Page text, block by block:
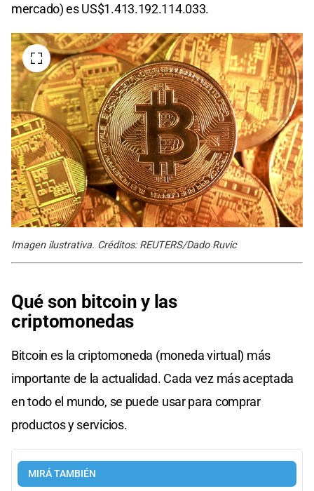
mercado) es US$1.413.192.114.033.
Imagen ilustrativa. Créditos: REUTERS/Dado Ruvic
Qué son bitcoin y las
criptomonedas
Bitcoin es la criptomoneda (moneda virtual) más
importante de la actualidad. Cada vez más aceptada
en todo el mundo, se puede usar para comprar
productos y servicios.
MIRÁ TAMBIÉN